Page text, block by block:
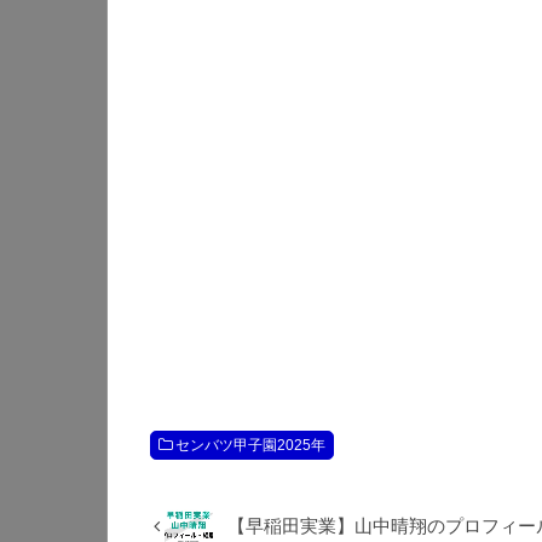
センバツ甲子園2025年
【早稲田実業】山中晴翔のプロフィ